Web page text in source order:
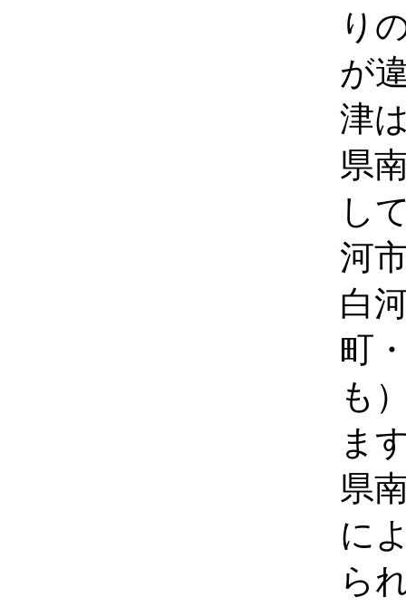
り
が
津
県
し
河
白
町
も
ま
県
に
ら